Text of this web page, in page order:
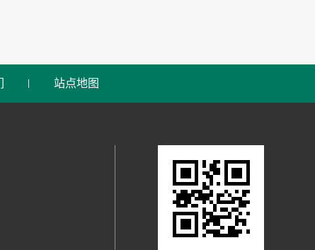
站点地图